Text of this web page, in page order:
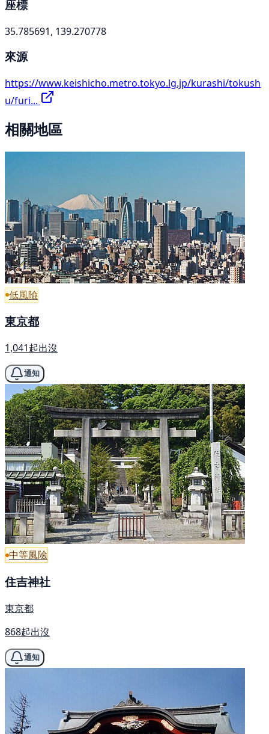
座標
35.785691, 139.270778
來源
https://www.keishicho.metro.tokyo.lg.jp/kurashi/tokush
u/furi...
相關地區
低風險
東京都
1,041起出沒
通知
中等風險
住吉神社
東京都
868起出沒
通知